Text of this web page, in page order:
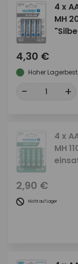
4 x
MH
4,30 €
Hoher
- +
4 x
MH
2,90 €
Nicht auf Lager